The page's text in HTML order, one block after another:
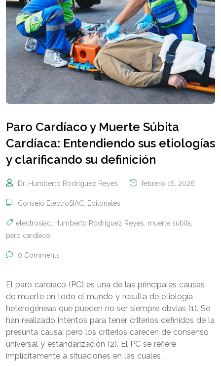
Paro Cardíaco y Muerte Súbita
Cardíaca: Entendiendo sus etiologías
y clarificando su definición
Dr. Humberto Rodríguez Reyes febrero 16, 2026
Consejo ElectroSIAC Editoriales
electrosiac Humberto Rodríguez Reyes muerte súbita
paro cardíaco
0 Comments
El paro cardíaco (PC) es una de las principales causas
de muerte en todo el mundo y resulta de etiología
heterogéneas que pueden no ser siempre obvias (1). Se
han realizado intentos para tener criterios definidos de la
presunta causa, pero los criterios carecen de consenso
universal y estandarización (2). El PC se refiere
implícitamente a situaciones en las cuales …